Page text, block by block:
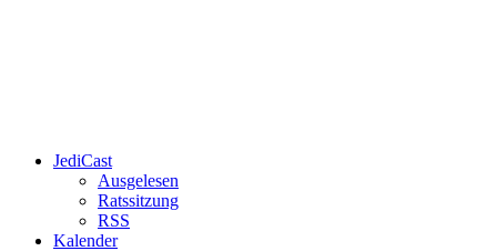
JediCast
Ausgelesen
Ratssitzung
RSS
Kalender